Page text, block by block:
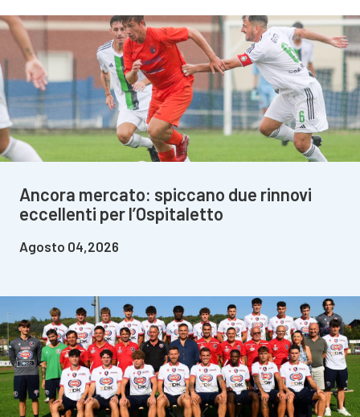
Ancora mercato: spiccano due rinnovi
eccellenti per l’Ospitaletto
Agosto 04,2026